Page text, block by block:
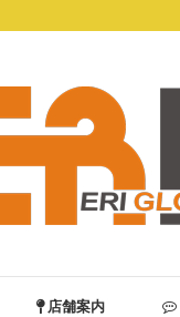
店舗案内